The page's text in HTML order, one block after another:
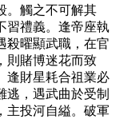
。觸之不可解其
習禮義。逢帝座執
殺曜顯武職，在官
則賭博迷花而致
逢財星耗合祖業必
逃，遇武曲於受制
主投河自縊。破軍